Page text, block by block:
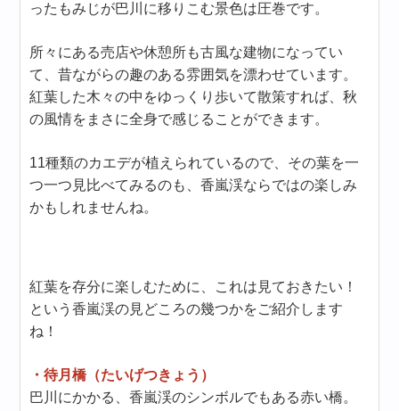
ったもみじが巴川に移りこむ景色は圧巻です。
所々にある売店や休憩所も古風な建物になってい
て、昔ながらの趣のある雰囲気を漂わせています。
紅葉した木々の中をゆっくり歩いて散策すれば、秋
の風情をまさに全身で感じることができます。
11種類のカエデが植えられているので、その葉を一
つ一つ見比べてみるのも、香嵐渓ならではの楽しみ
かもしれませんね。
紅葉を存分に楽しむために、これは見ておきたい！
という香嵐渓の見どころの幾つかをご紹介します
ね！
・待月橋（たいげつきょう）
巴川にかかる、香嵐渓のシンボルでもある赤い橋。